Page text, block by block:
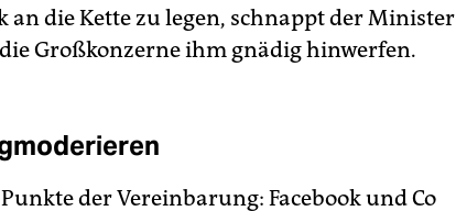
an die Kette zu legen, schnappt der Minister
Großkonzerne ihm gnädig hinwerfen.
der Vereinbarung: Facebook und Co